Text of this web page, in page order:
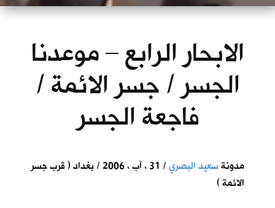
الابحار الرابع – موعدنا
الجسر / جسر الائمة /
فاجعة الجسر
مدونةسعيد البصري
/ 31 ، آب ، 2006 / بغداد ( قرب جسر
الائمة )